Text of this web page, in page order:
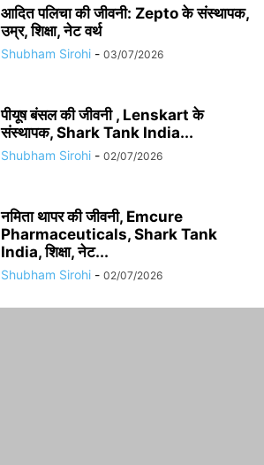
आदित पलिचा की जीवनी: Zepto के संस्थापक,
उम्र, शिक्षा, नेट वर्थ
Shubham Sirohi - 03/07/2026
पीयूष बंसल की जीवनी , Lenskart के
संस्थापक, Shark Tank India...
Shubham Sirohi - 02/07/2026
नमिता थापर की जीवनी, Emcure
Pharmaceuticals, Shark Tank
India, शिक्षा, नेट...
Shubham Sirohi - 02/07/2026